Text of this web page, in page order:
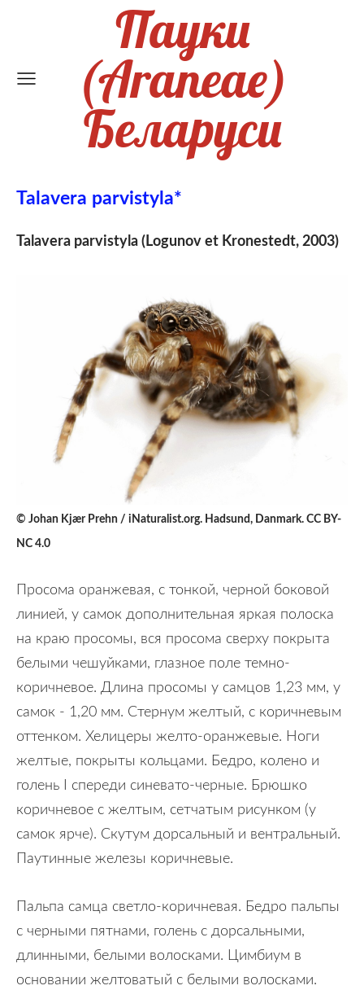
Пауки
(Araneae)
Беларуси
Talavera parvistyla*
Talavera parvistyla (Logunov et Kronestedt, 2003)
© Johan Kjær Prehn / iNaturalist.org. Hadsund, Danmark. CC BY-
NC 4.0
Просома оранжевая, с тонкой, черной боковой
линией, у самок дополнительная яркая полоска
на краю просомы, вся просома сверху покрыта
белыми чешуйками, глазное поле темно-
коричневое. Длина просомы у самцов 1,23 мм, у
самок - 1,20 мм. Стернум желтый, с коричневым
оттенком. Хелицеры желто-оранжевые. Ноги
желтые, покрыты кольцами. Бедро, колено и
голень I спереди синевато-черные. Брюшко
коричневое с желтым, сетчатым рисунком (у
самок ярче). Скутум дорсальный и вентральный.
Паутинные железы коричневые.
Пальпа самца светло-коричневая. Бедро пальпы
с черными пятнами, голень с дорсальными,
длинными, белыми волосками. Цимбиум в
основании желтоватый с белыми волосками.